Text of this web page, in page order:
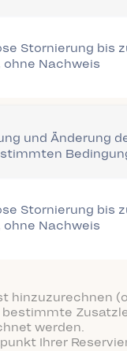
Stornierung bis
Nachweis
und Änderung
Stornierung bis
Nachweis
hinzuzurechnen
werden.
Ihrer